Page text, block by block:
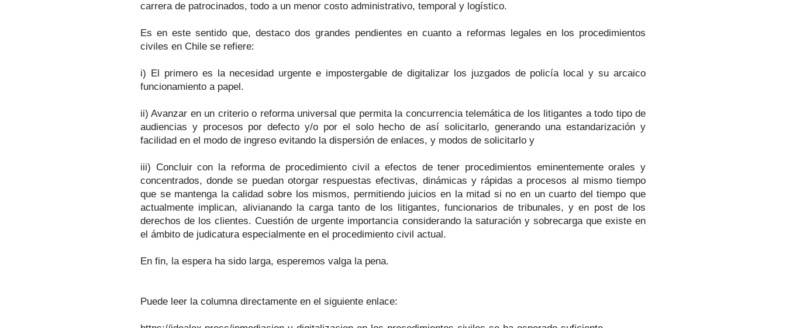
carrera de patrocinados, todo a un menor costo administrativo, temporal y logístico.
Es en este sentido que, destaco dos grandes pendientes en cuanto a reformas legales en los procedimientos
civiles en Chile se refiere:
i) El primero es la necesidad urgente e impostergable de digitalizar los juzgados de policía local y su arcaico
funcionamiento a papel.
ii) Avanzar en un criterio o reforma universal que permita la concurrencia telemática de los litigantes a todo tipo de
audiencias y procesos por defecto y/o por el solo hecho de así solicitarlo, generando una estandarización y
facilidad en el modo de ingreso evitando la dispersión de enlaces, y modos de solicitarlo y
iii) Concluir con la reforma de procedimiento civil a efectos de tener procedimientos eminentemente orales y
concentrados, donde se puedan otorgar respuestas efectivas, dinámicas y rápidas a procesos al mismo tiempo
que se mantenga la calidad sobre los mismos, permitiendo juicios en la mitad si no en un cuarto del tiempo que
actualmente implican, alivianando la carga tanto de los litigantes, funcionarios de tribunales, y en post de los
derechos de los clientes. Cuestión de urgente importancia considerando la saturación y sobrecarga que existe en
el ámbito de judicatura especialmente en el procedimiento civil actual.
En fin, la espera ha sido larga, esperemos valga la pena.
Puede leer la columna directamente en el siguiente enlace: